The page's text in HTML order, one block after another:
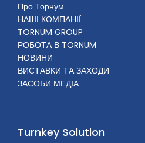
Про Торнум
НАШІ КОМПАНІЇ
TORNUM GROUP
РОБОТА В TORNUM
НОВИНИ
ВИСТАВКИ ТА ЗАХОДИ
ЗАСОБИ МЕДІА
Turnkey Solution